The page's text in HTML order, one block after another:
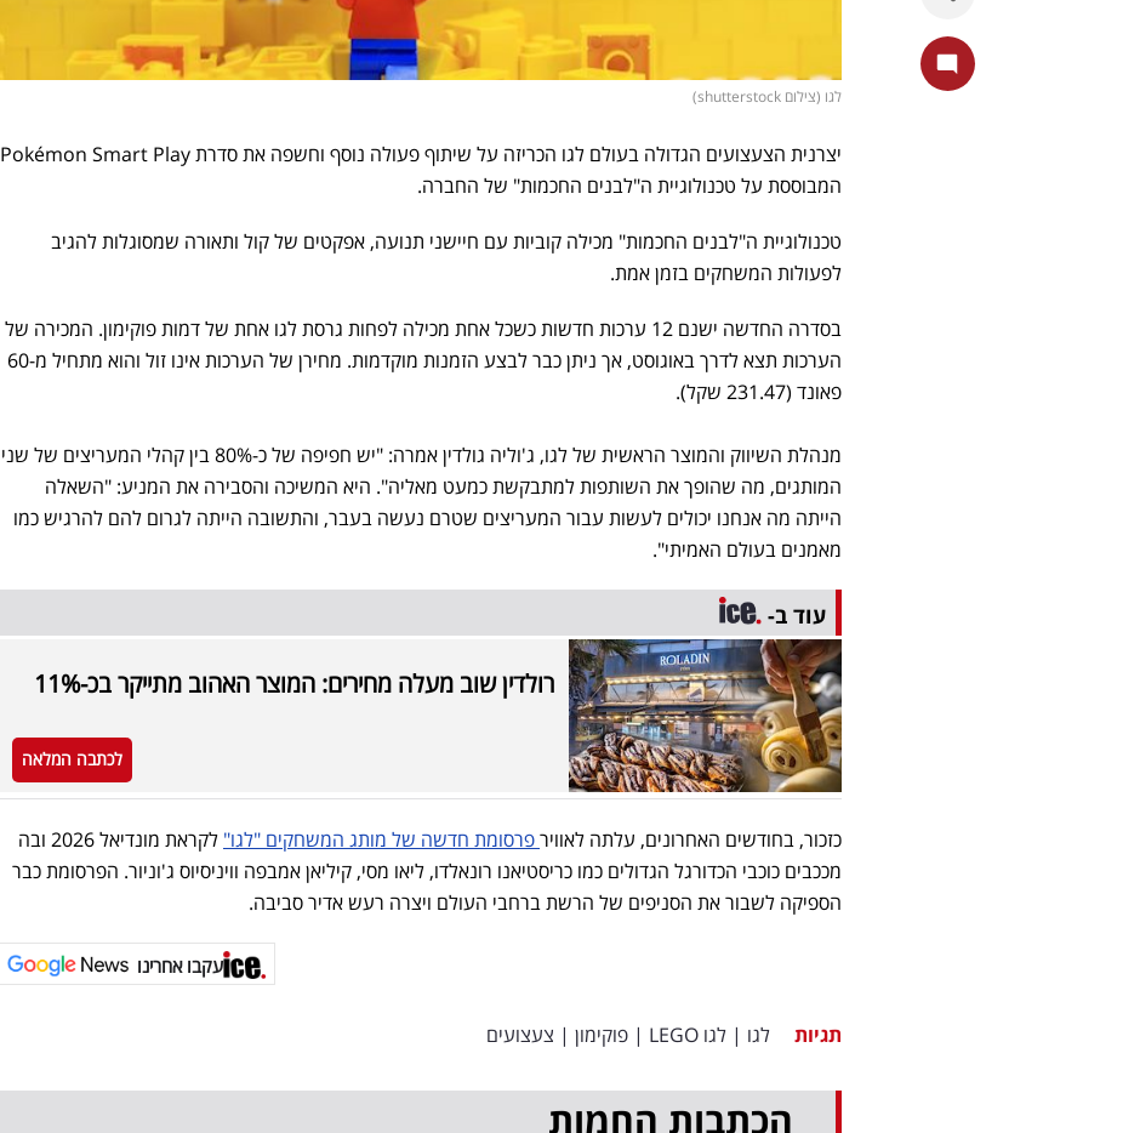
לגו (צילום shutterstock)
יצרנית הצעצועים הגדולה בעולם לגו הכריזה על שיתוף פעולה נוסף וחשפה את סדרת Pokémon Smart Play
המבוססת על טכנולוגיית ה"לבנים החכמות" של החברה.
טכנולוגיית ה"לבנים החכמות" מכילה קוביות עם חיישני תנועה, אפקטים של קול ותאורה שמסוגלות להגיב
לפעולות המשחקים בזמן אמת.
בסדרה החדשה ישנם 12 ערכות חדשות כשכל אחת מכילה לפחות גרסת לגו אחת של דמות פוקימון. המכירה של
הערכות תצא לדרך באוגוסט, אך ניתן כבר לבצע הזמנות מוקדמות. מחירן של הערכות אינו זול והוא מתחיל מ-60
פאונד (231.47 שקל).
מנהלת השיווק והמוצר הראשית של לגו, ג'וליה גולדין אמרה: "יש חפיפה של כ-80% בין קהלי המעריצים של שני
המותגים, מה שהופך את השותפות למתבקשת כמעט מאליה". היא המשיכה והסבירה את המניע: "השאלה
הייתה מה אנחנו יכולים לעשות עבור המעריצים שטרם נעשה בעבר, והתשובה הייתה לגרום להם להרגיש כמו
מאמנים בעולם האמיתי".
עוד ב-
רולדין שוב מעלה מחירים: המוצר האהוב מתייקר בכ-11%
לכתבה המלאה
כזכור, בחודשים האחרונים, עלתה לאווירפרסומת חדשה של מותג המשחקים "לגו"
לקראת מונדיאל 2026 ובה
מככבים כוכבי הכדורגל הגדולים כמו כריסטיאנו רונאלדו, ליאו מסי, קיליאן אמבפה וויניסיוס ג'וניור. הפרסומת כבר
הספיקה לשבור את הסניפים של הרשת ברחבי העולם ויצרה רעש אדיר סביבה.
עקבו אחרינו
תגיות לגו | לגו LEGO | פוקימון | צעצועים
הכתבות החמות